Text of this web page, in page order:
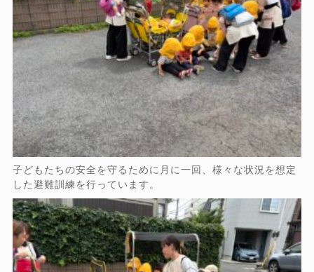
子どもたちの安全を守るために月に一回、様々な状況を想定
した避難訓練を行っています。